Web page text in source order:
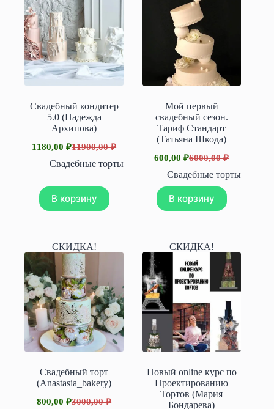
Свадебный кондитер
5.0 (Надежда
Архипова)
11900,00₽
Первоначальная
цена
составляла
11900,00 ₽.
1180,00₽Текущая
цена:
Свадебные торты
В корзину
Мой первый
свадебный сезон.
Тариф Стандарт
(Татьяна Шкода)
6000,00₽
Первоначальная
цена
составляла
6000,00 ₽.
600,00₽Текущая
цена:
600,00 ₽.
Свадебные торты
В корзину
СКИДКА!
Свадебный торт
(Anastasia_bakery)
3000,00₽
Первоначальная
800,00₽Текущая
СКИДКА!
Новый online курс по
Проектированию
Тортов (Мария
Бондарева)